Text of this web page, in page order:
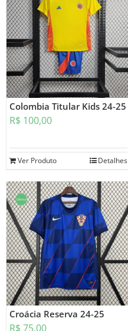
Colombia Titular Kids 24-25
R$ 100,00
Ver Produto Detalhes
Oferta!
Croácia Reserva 24-25
R$ 75,00